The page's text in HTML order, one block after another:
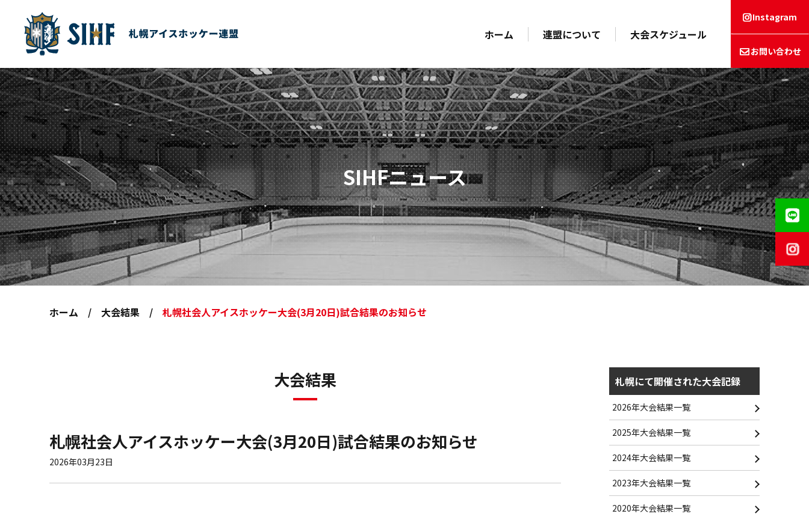
ホーム 連盟について 大会スケジュール
Instagram
お問い合わせ
SIHFニュース
ホーム 大会結果 札幌社会人アイスホッケー大会(3月20日)試合結果のお知らせ
大会結果
札幌社会人アイスホッケー大会(3月20日)試合結果のお知らせ
2026年03月23日
札幌にて開催された大会記録
2026年大会結果一覧
2025年大会結果一覧
2024年大会結果一覧
2023年大会結果一覧
2020年大会結果一覧